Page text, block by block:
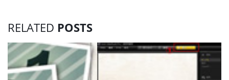
RELATED POSTS